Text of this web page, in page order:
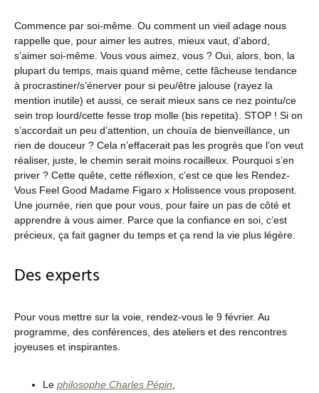
Commence par soi-même. Ou comment un vieil adage nous
rappelle que, pour aimer les autres, mieux vaut, d’abord,
s’aimer soi-même. Vous vous aimez, vous ? Oui, alors, bon, la
plupart du temps, mais quand même, cette fâcheuse tendance
à procrastiner/s’énerver pour si peu/être jalouse (rayez la
mention inutile) et aussi, ce serait mieux sans ce nez pointu/ce
sein trop lourd/cette fesse trop molle (bis repetita). STOP ! Si on
s’accordait un peu d’attention, un chouïa de bienveillance, un
rien de douceur ? Cela n’effacerait pas les progrès que l’on veut
réaliser, juste, le chemin serait moins rocailleux. Pourquoi s’en
priver ? Cette quête, cette réflexion, c’est ce que les Rendez-
Vous Feel Good Madame Figaro x Holissence vous proposent.
Une journée, rien que pour vous, pour faire un pas de côté et
apprendre à vous aimer. Parce que la confiance en soi, c’est
précieux, ça fait gagner du temps et ça rend la vie plus légère.
Des experts
Pour vous mettre sur la voie, rendez-vous le 9 février. Au
programme, des conférences, des ateliers et des rencontres
joyeuses et inspirantes.
Le philosophe Charles Pépin